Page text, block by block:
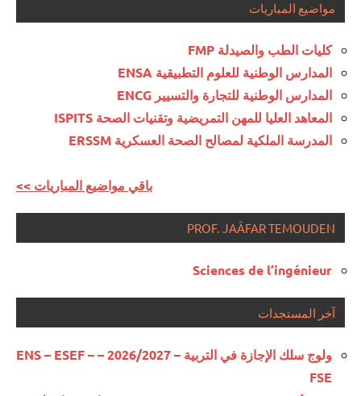
مواضيع المباريات
كليات الطب والصيدلة FMP
المدارس الوطنية للعلوم التطبيقية ENSA
المدارس الوطنية للتجارة والتسيير ENCG
المعاهد العليا للمهن التمريضية وتقنيات الصحة ISPITS
المدرسة الملكية لمصالح الصحة العسكرية ERSSM
<< باقي مواضيع المباريات
PROF. JAÂFAR TEMOUDEN
Sciences de l’ingénieur
آخر المستجدات
ولوج سلك الإجازة في التربية – 2026/2027 – ENS – ESEF –
FSE